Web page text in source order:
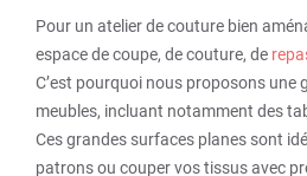
Pour un atelier de couture bien
espace de coupe, de couture, de
C’est pourquoi nous proposons une
meubles, incluant notamment des
Ces grandes surfaces planes sont
patrons ou couper vos tissus avec